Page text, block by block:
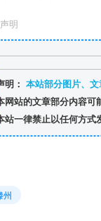
明
明： 本站部分图片、
网站的文章部分内容可
站一律禁止以任何方式
州